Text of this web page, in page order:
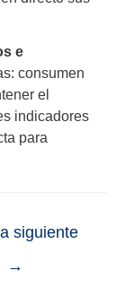
e
consumen
el
indicadores
para
siguiente
→